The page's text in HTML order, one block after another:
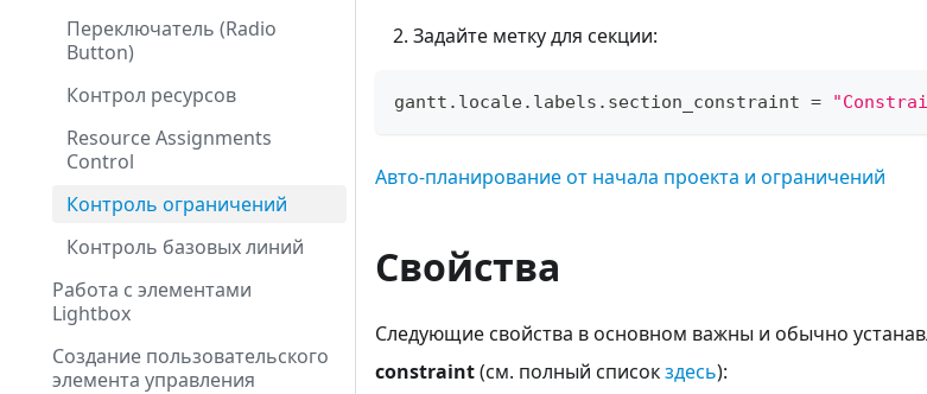
Переключатель (Radio
Button)
Контрол ресурсов
Resource Assignments
Control
Контроль ограничений
Контроль базовых линий
Работа с элементами
Lightbox
Создание пользовательского
элемента управления
Задайте метку для секции:
gantt . locale. labels . section_constraint =
Авто-планирование от начала проекта и ограничений
Свойства
Следующие свойства в основном важны и обычно
constraint(см. полный списокздесь):